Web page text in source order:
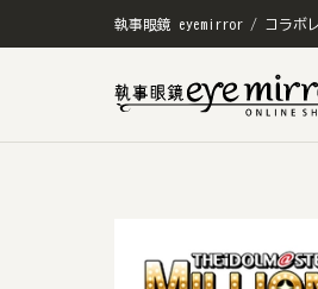
執事眼鏡 eyemirror / コラボ